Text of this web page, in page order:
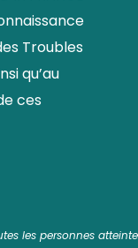
Troubles
qu’au
ces
les personnes